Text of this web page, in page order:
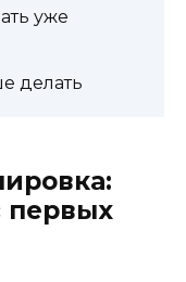
уже
делать
первых